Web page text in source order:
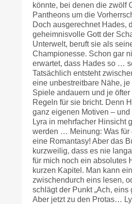
könnte, bei denen die zwölf
Pantheons um die
Doch ausgerechnet Hades,
geheimnisvolle Gott der
Unterwelt, beruft sie als
Championesse. Schon gar
erwartet, dass Hades so …
Tatsächlich entsteht
eine unbestreitbare Nähe,
Spiele andauern und je
Regeln für sie bricht. Denn
ganz eigenen Motiven –
Lyra in mehrfacher Hinsicht
werden … Meinung: Was für
eine Romantasy! Aber das
kurzweilig, dass es nie
für mich noch ein absolutes
kurzen Kapitel. Man kann
zwischendurch eins lesen,
schlägt der Punkt „Ach, eins
Aber jetzt zu den Protas…